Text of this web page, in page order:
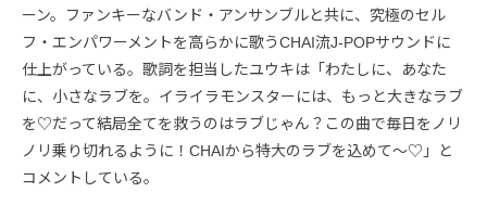
ーン。ファンキーなバンド・アンサンブルと共に、究極のセル
フ・エンパワーメントを高らかに歌うCHAI流J-POPサウンドに
仕上がっている。歌詞を担当したユウキは「わたしに、あなた
に、小さなラブを。イライラモンスターには、もっと大きなラブ
を♡だって結局全てを救うのはラブじゃん？この曲で毎日をノリ
ノリ乗り切れるように！CHAIから特大のラブを込めて〜♡」と
コメントしている。